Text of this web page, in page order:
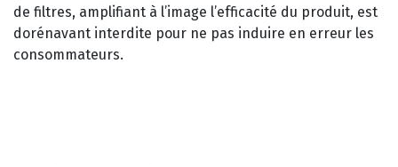
de filtres, amplifiant à l’image l’efficacité du produit, est
dorénavant interdite pour ne pas induire en erreur les
consommateurs.